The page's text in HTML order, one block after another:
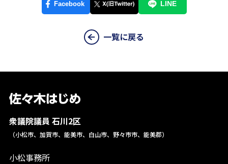
一覧に戻る
衆議院議員 石川2区
（小松市、加賀市、能美市、白山市、野々市市、能美郡）
小松事務所